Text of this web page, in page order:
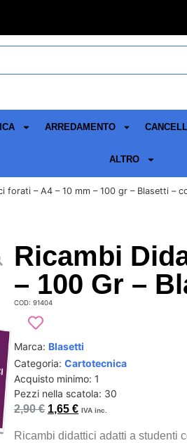
ARREDAMENTO
ALTRO
forati – A4 – 10 mm – 100 gr – Blasetti –
Ricambi
– 100 Gr –
COD: 91404
Marca:Blasetti
Categoria:Cartotecnica
Acquisto minimo: 1
Pezzi nella scatola: 30
2,90€ 1,65€ IVA inc.
Ricambi didattici adatti a studenti